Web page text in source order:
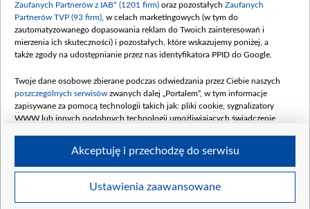
Zaufanych Partnerów z IAB* (1201 firm) oraz pozostałych Zaufanych
Partnerów TVP (93 firm) , w celach marketingowych (w tym do
zautomatyzowanego dopasowania reklam do Twoich zainteresowań i
mierzenia ich skuteczności) i pozostałych, które wskazujemy poniżej, a
także zgody na udostępnianie przez nas identyfikatora PPID do Google.
Twoje dane osobowe zbierane podczas odwiedzania przez Ciebie naszych
poszczególnych serwisów zwanych dalej „Portalem”, w tym informacje
zapisywane za pomocą technologii takich jak: pliki cookie, sygnalizatory
WWW lub innych podobnych technologii umożliwiających świadczenie
Twoje dane osobowe zbierane podczas odwiedzania przez Ciebie
Ustawienia zaawansowane
Akceptuję i przechodzę do serwisu